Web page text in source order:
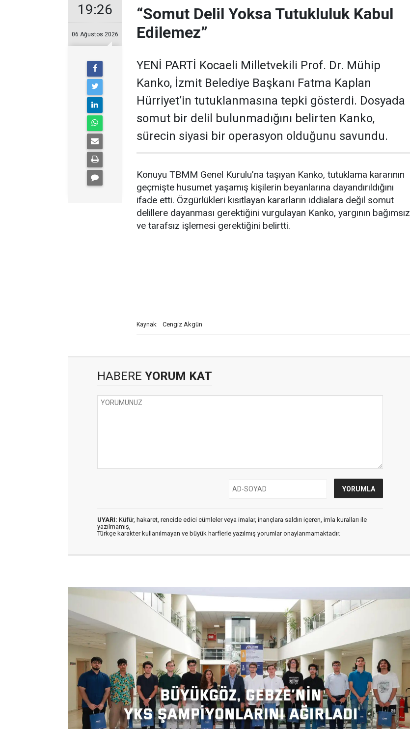
19:26
06 Ağustos 2026
“Somut Delil Yoksa Tutukluluk Kabul
Edilemez”
YENİ PARTİ Kocaeli Milletvekili Prof. Dr. Mühip
Kanko, İzmit Belediye Başkanı Fatma Kaplan
Hürriyet’in tutuklanmasına tepki gösterdi. Dosyada
somut bir delil bulunmadığını belirten Kanko,
sürecin siyasi bir operasyon olduğunu savundu.
Konuyu TBMM Genel Kurulu’na taşıyan Kanko, tutuklama kararının
geçmişte husumet yaşamış kişilerin beyanlarına dayandırıldığını
ifade etti. Özgürlükleri kısıtlayan kararların iddialara değil somut
delillere dayanması gerektiğini vurgulayan Kanko, yargının bağımsız
ve tarafsız işlemesi gerektiğini belirtti.
Kaynak: Cengiz Akgün
HABERE YORUM KAT
UYARI: Küfür, hakaret, rencide edici cümleler veya imalar, inançlara saldırı içeren, imla kuralları ile
yazılmamış,
Türkçe karakter kullanılmayan ve büyük harflerle yazılmış yorumlar onaylanmamaktadır.